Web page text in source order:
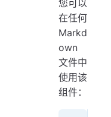
您可以
在任何
Markd
own
文件中
使用该
组件：